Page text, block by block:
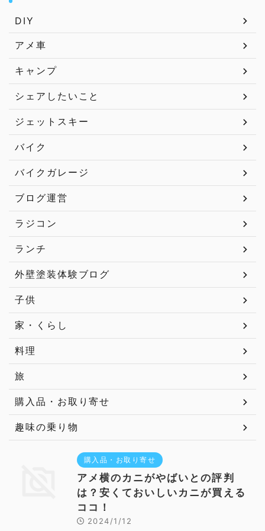
DIY
アメ車
キャンプ
シェアしたいこと
ジェットスキー
バイク
バイクガレージ
ブログ運営
ラジコン
ランチ
外壁塗装体験ブログ
子供
家・くらし
料理
旅
購入品・お取り寄せ
趣味の乗り物
購入品・お取り寄せ
アメ横のカニがやばいとの評判
は？安くておいしいカニが買える
ココ！
2024/1/12